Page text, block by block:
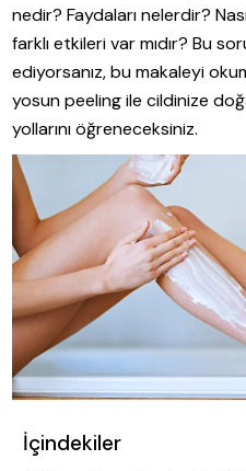
nedir? Faydaları nelerdir?
farklı etkileri var mıdır? Bu
ediyorsanız, bu makaleyi
yosun peeling ile cildinize
yollarını öğreneceksiniz.
İçindekiler